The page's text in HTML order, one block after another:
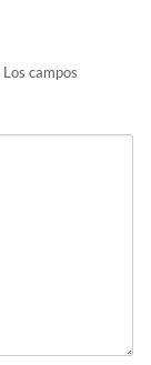
Los campos